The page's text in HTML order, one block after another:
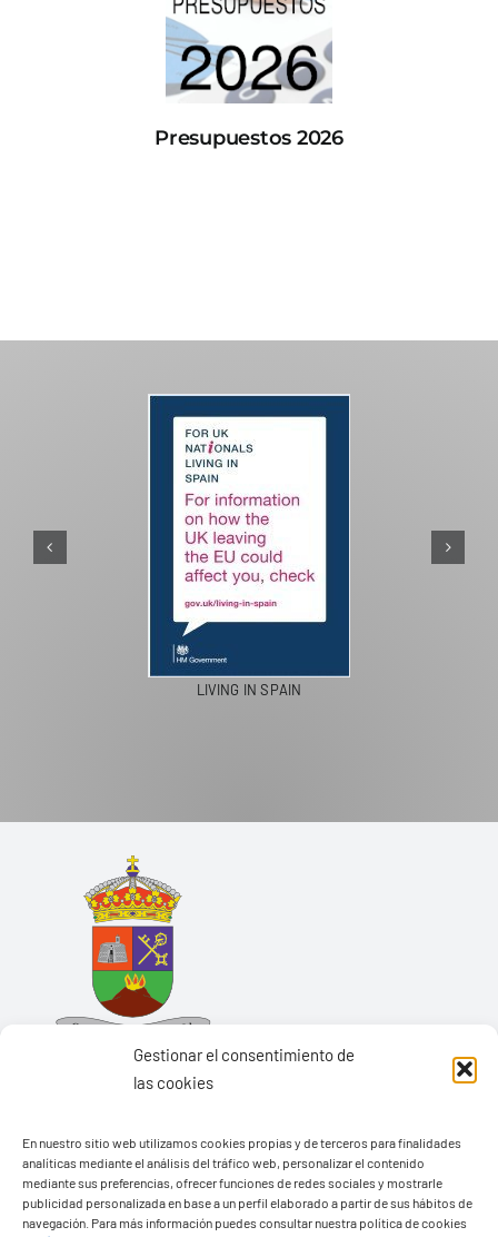
Gestionar el consentimiento de
las cookies
En nuestro sitio web utilizamos cookies propias y de terceros para finalidades
analíticas mediante el análisis del tráfico web, personalizar el contenido
mediante sus preferencias, ofrecer funciones de redes sociales y mostrarle
publicidad personalizada en base a un perfil elaborado a partir de sus hábitos de
navegación. Para más información puedes consultar nuestra política de cookies
Presupuestos 2026
LIVING IN SPAIN
Ayuntamiento de Yaiza
Pza. de Los Remedios, 1
35570 – Yaiza